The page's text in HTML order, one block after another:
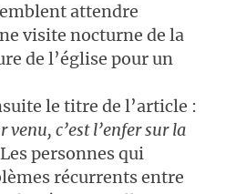
attendre
visite nocturne de la
de l’église pour un
le titre de l’article :
c’est l’enfer sur la
Les personnes qui
récurrents entre